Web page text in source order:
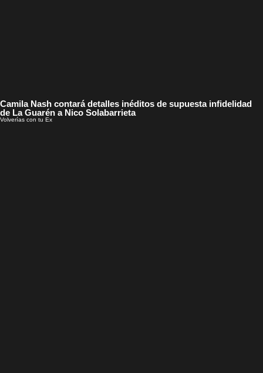
Camila Nash contará detalles inéditos de supuesta infidelidad
de La Guarén a Nico Solabarrieta
Volverías con tu Ex